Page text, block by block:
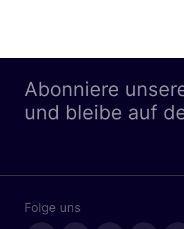
Abonniere
und bleibe auf
Folge uns